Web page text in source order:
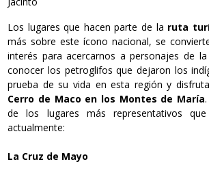
Los lugares que hacen parte de la ruta
más sobre este ícono nacional, se
interés para acercarnos a personajes de
conocer los petroglifos que dejaron los
prueba de su vida en esta región y
Cerro de Maco en los Montes de María
de los lugares más representativos
actualmente:
La Cruz de Mayo